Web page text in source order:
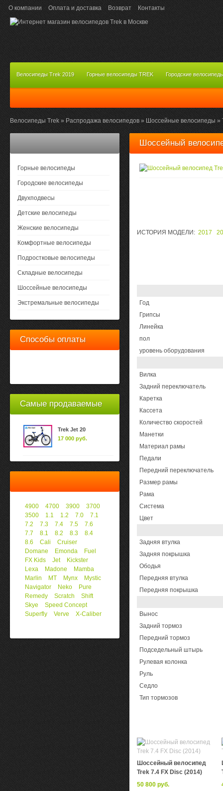
О компании Оплата и доставка Возврат Контакты
Велосипеды Trek 2019 Горные велосипеды TREK Городские
Велосипеды Trek » Распродажа велосипедов » Шоссейные велосипеды »
Горные велосипеды
Городские велосипеды
Двухподвесы
Детские велосипеды
Женские велосипеды
Комфортные велосипеды
Подростковые велосипеды
Складные велосипеды
Шоссейные велосипеды
Экстремальные велосипеды
Способы оплаты
Самые продаваемые
Trek Jet 20
17 000 руб.
4900 4700 3900
3700
3500
1.1 1.2 7.0
7.1
7.2
7.3 7.4 7.5
7.6
7.7
8.1 8.2 8.3
8.4
8.6
Cali
Cruiser
Domane
Emonda
Fuel
FX Kids
Jet
Kickster
Lexa
Madone
Mamba
Marlin
MT Mynx
Mystic
Navigator
Neko
Pure
Remedy
Scratch
Shift
Skye
Speed Concept
Superfly
Verve X-Caliber
Шоссейный
ИСТОРИЯ МОДЕЛИ: 2017
Год
Грипсы
Линейка
пол
уровень оборудования
Вилка
Задний переключатель
Каретка
Кассета
Количество скоростей
Манетки
Материал рамы
Педали
Передний переключатель
Размер рамы
Рама
Система
Цвет
Задняя втулка
Задняя покрышка
Ободья
Передняя втулка
Передняя покрышка
Вынос
Задний тормоз
Передний тормоз
Подседельный штырь
Рулевая колонка
Руль
Седло
Тип тормозов
Шоссейный велосипед
Trek 7.4 FX Disc (2014)
50 800 руб.